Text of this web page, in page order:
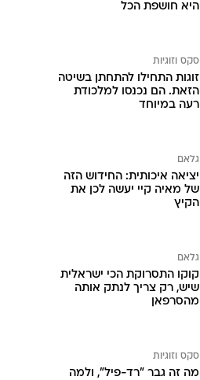
היא חושפת הכל
סקס וזוגיות
זוגות התחילו להתחתן בשיטה
הזאת. הם נכנסו למלכודת
רעה במיוחד
גלאם
יציאה איכותית: החידוש הזה
של מאיה קיי יעשה לכן את
הקיץ
גלאם
קוקו התסרוקת הכי ישראלית
שיש, רק צריך לנתק אותה
מהסרפאן
סקס וזוגיות
מה זה גבר "רד-פיל", ולמה